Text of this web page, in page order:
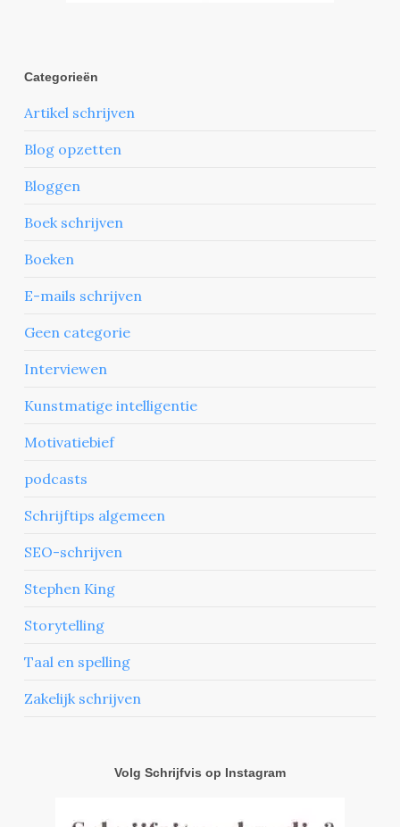
Categorieën
Artikel schrijven
Blog opzetten
Bloggen
Boek schrijven
Boeken
E-mails schrijven
Geen categorie
Interviewen
Kunstmatige intelligentie
Motivatiebief
podcasts
Schrijftips algemeen
SEO-schrijven
Stephen King
Storytelling
Taal en spelling
Zakelijk schrijven
Volg Schrijfvis op Instagram